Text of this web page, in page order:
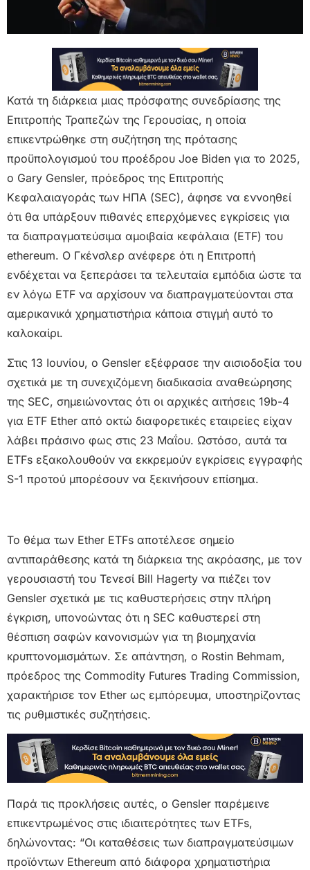
Κατά τη διάρκεια μιας πρόσφατης συνεδρίασης της
Επιτροπής Τραπεζών της Γερουσίας, η οποία
επικεντρώθηκε στη συζήτηση της πρότασης
προϋπολογισμού του προέδρου Joe Biden για το 2025,
ο Gary Gensler, πρόεδρος της Επιτροπής
Κεφαλαιαγοράς των ΗΠΑ (SEC), άφησε να εννοηθεί
ότι θα υπάρξουν πιθανές επερχόμενες εγκρίσεις για
τα διαπραγματεύσιμα αμοιβαία κεφάλαια (ETF) του
ethereum. Ο Γκένσλερ ανέφερε ότι η Επιτροπή
ενδέχεται να ξεπεράσει τα τελευταία εμπόδια ώστε τα
εν λόγω ETF να αρχίσουν να διαπραγματεύονται στα
αμερικανικά χρηματιστήρια κάποια στιγμή αυτό το
καλοκαίρι.
Στις 13 Ιουνίου, ο Gensler εξέφρασε την αισιοδοξία του
σχετικά με τη συνεχιζόμενη διαδικασία αναθεώρησης
της SEC, σημειώνοντας ότι οι αρχικές αιτήσεις 19b-4
για ETF Ether από οκτώ διαφορετικές εταιρείες είχαν
λάβει πράσινο φως στις 23 Μαΐου. Ωστόσο, αυτά τα
ETFs εξακολουθούν να εκκρεμούν εγκρίσεις εγγραφής
S-1 προτού μπορέσουν να ξεκινήσουν επίσημα.
Το θέμα των Ether ETFs αποτέλεσε σημείο
αντιπαράθεσης κατά τη διάρκεια της ακρόασης, με τον
γερουσιαστή του Τενεσί Bill Hagerty να πιέζει τον
Gensler σχετικά με τις καθυστερήσεις στην πλήρη
έγκριση, υπονοώντας ότι η SEC καθυστερεί στη
θέσπιση σαφών κανονισμών για τη βιομηχανία
κρυπτονομισμάτων. Σε απάντηση, ο Rostin Behmam,
πρόεδρος της Commodity Futures Trading Commission,
χαρακτήρισε τον Ether ως εμπόρευμα, υποστηρίζοντας
τις ρυθμιστικές συζητήσεις.
Παρά τις προκλήσεις αυτές, ο Gensler παρέμεινε
επικεντρωμένος στις ιδιαιτερότητες των ETFs,
δηλώνοντας: “Οι καταθέσεις των διαπραγματεύσιμων
προϊόντων Ethereum από διάφορα χρηματιστήρια